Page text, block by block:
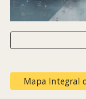
Mapa Integral